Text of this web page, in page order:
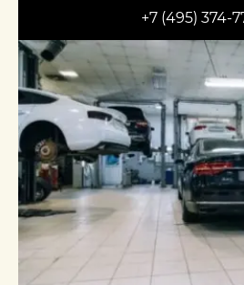
+7 (495) 374-